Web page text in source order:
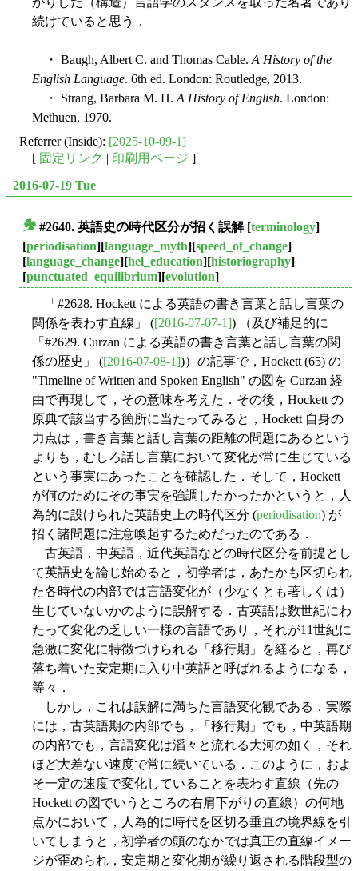
続けていると思う．
・ Baugh, Albert C. and Thomas Cable. A History of the
English Language. 6th ed. London: Routledge, 2013.
・ Strang, Barbara M. H. A History of English. London:
Methuen, 1970.
Referrer (Inside): [2025-10-09-1]
[ 固定リンク | 印刷用ページ ]
2016-07-19 Tue
#2640. 英語史の時代区分が招く誤解[terminology]
[periodisation][language_myth][speed_of_change]
[language_change][hel_education][historiography]
[punctuated_equilibrium][evolution]
「#2628. Hockett による英語の書き言葉と話し言葉の
関係を表わす直線」 ([2016-07-07-1]) （及び補足的に
「#2629. Curzan による英語の書き言葉と話し言葉の関
係の歴史」 ([2016-07-08-1])）の記事で，Hockett (65) の
"Timeline of Written and Spoken English" の図を Curzan 経
由で再現して，その意味を考えた．その後，Hockett の
原典で該当する箇所に当たってみると，Hockett 自身の
力点は，書き言葉と話し言葉の距離の問題にあるという
よりも，むしろ話し言葉において変化が常に生じている
という事実にあったことを確認した．そして，Hockett
が何のためにその事実を強調したかったかというと，人
為的に設けられた英語史上の時代区分 (periodisation) が
招く諸問題に注意喚起するためだったのである．
古英語，中英語，近代英語などの時代区分を前提とし
て英語史を論じ始めると，初学者は，あたかも区切られ
た各時代の内部では言語変化が（少なくとも著しくは）
生じていないかのように誤解する．古英語は数世紀にわ
たって変化の乏しい一様の言語であり，それが11世紀に
急激に変化に特徴づけられる「移行期」を経ると，再び
落ち着いた安定期に入り中英語と呼ばれるようになる，
等々．
しかし，これは誤解に満ちた言語変化観である．実際
には，古英語期の内部でも，「移行期」でも，中英語期
の内部でも，言語変化は滔々と流れる大河の如く，それ
ほど大差ない速度で常に続いている．このように，およ
そ一定の速度で変化していることを表わす直線（先の
Hockett の図でいうところの右肩下がりの直線）の何地
点かにおいて，人為的に時代を区切る垂直の境界線を引
いてしまうと，初学者の頭のなかでは真正の直線イメー
ジが歪められ，安定期と変化期が繰り返される階段型の